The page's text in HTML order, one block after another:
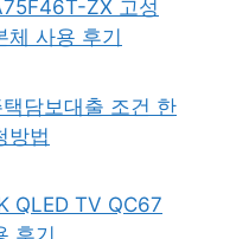
ZX 고성
체 사용 후기
담보대출 조건 한
방법
QLED TV QC67